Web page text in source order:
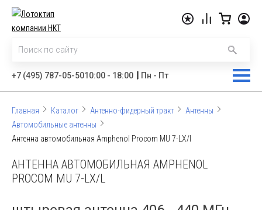
+7 (495) 787-05-5010:00 - 18:00 Пн - Пт
Главная Каталог Антенно-фидерный тракт
Антенны
Автомобильные антенны
Антенна автомобильная Amphenol Procom MU 7-LX/l
АНТЕННА АВТОМОБИЛЬНАЯ AMPHENOL
PROCOM MU 7-LX/L